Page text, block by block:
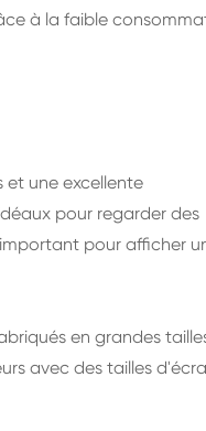
à la faible
et une excellente
pour regarder des
pour afficher
en grandes
avec des tailles